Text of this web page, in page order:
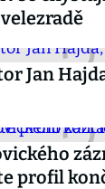
Jan
profil